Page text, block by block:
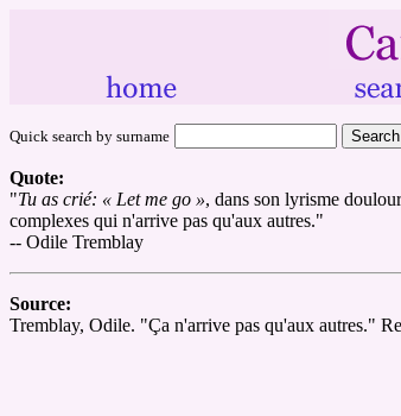
Quick search by surname
Quote:
"Tu as crié: « Let me go », dans son lyrisme
complexes qui n'arrive pas qu'aux autres."
-- Odile Tremblay
Source:
Tremblay, Odile. "Ça n'arrive pas qu'aux autres."